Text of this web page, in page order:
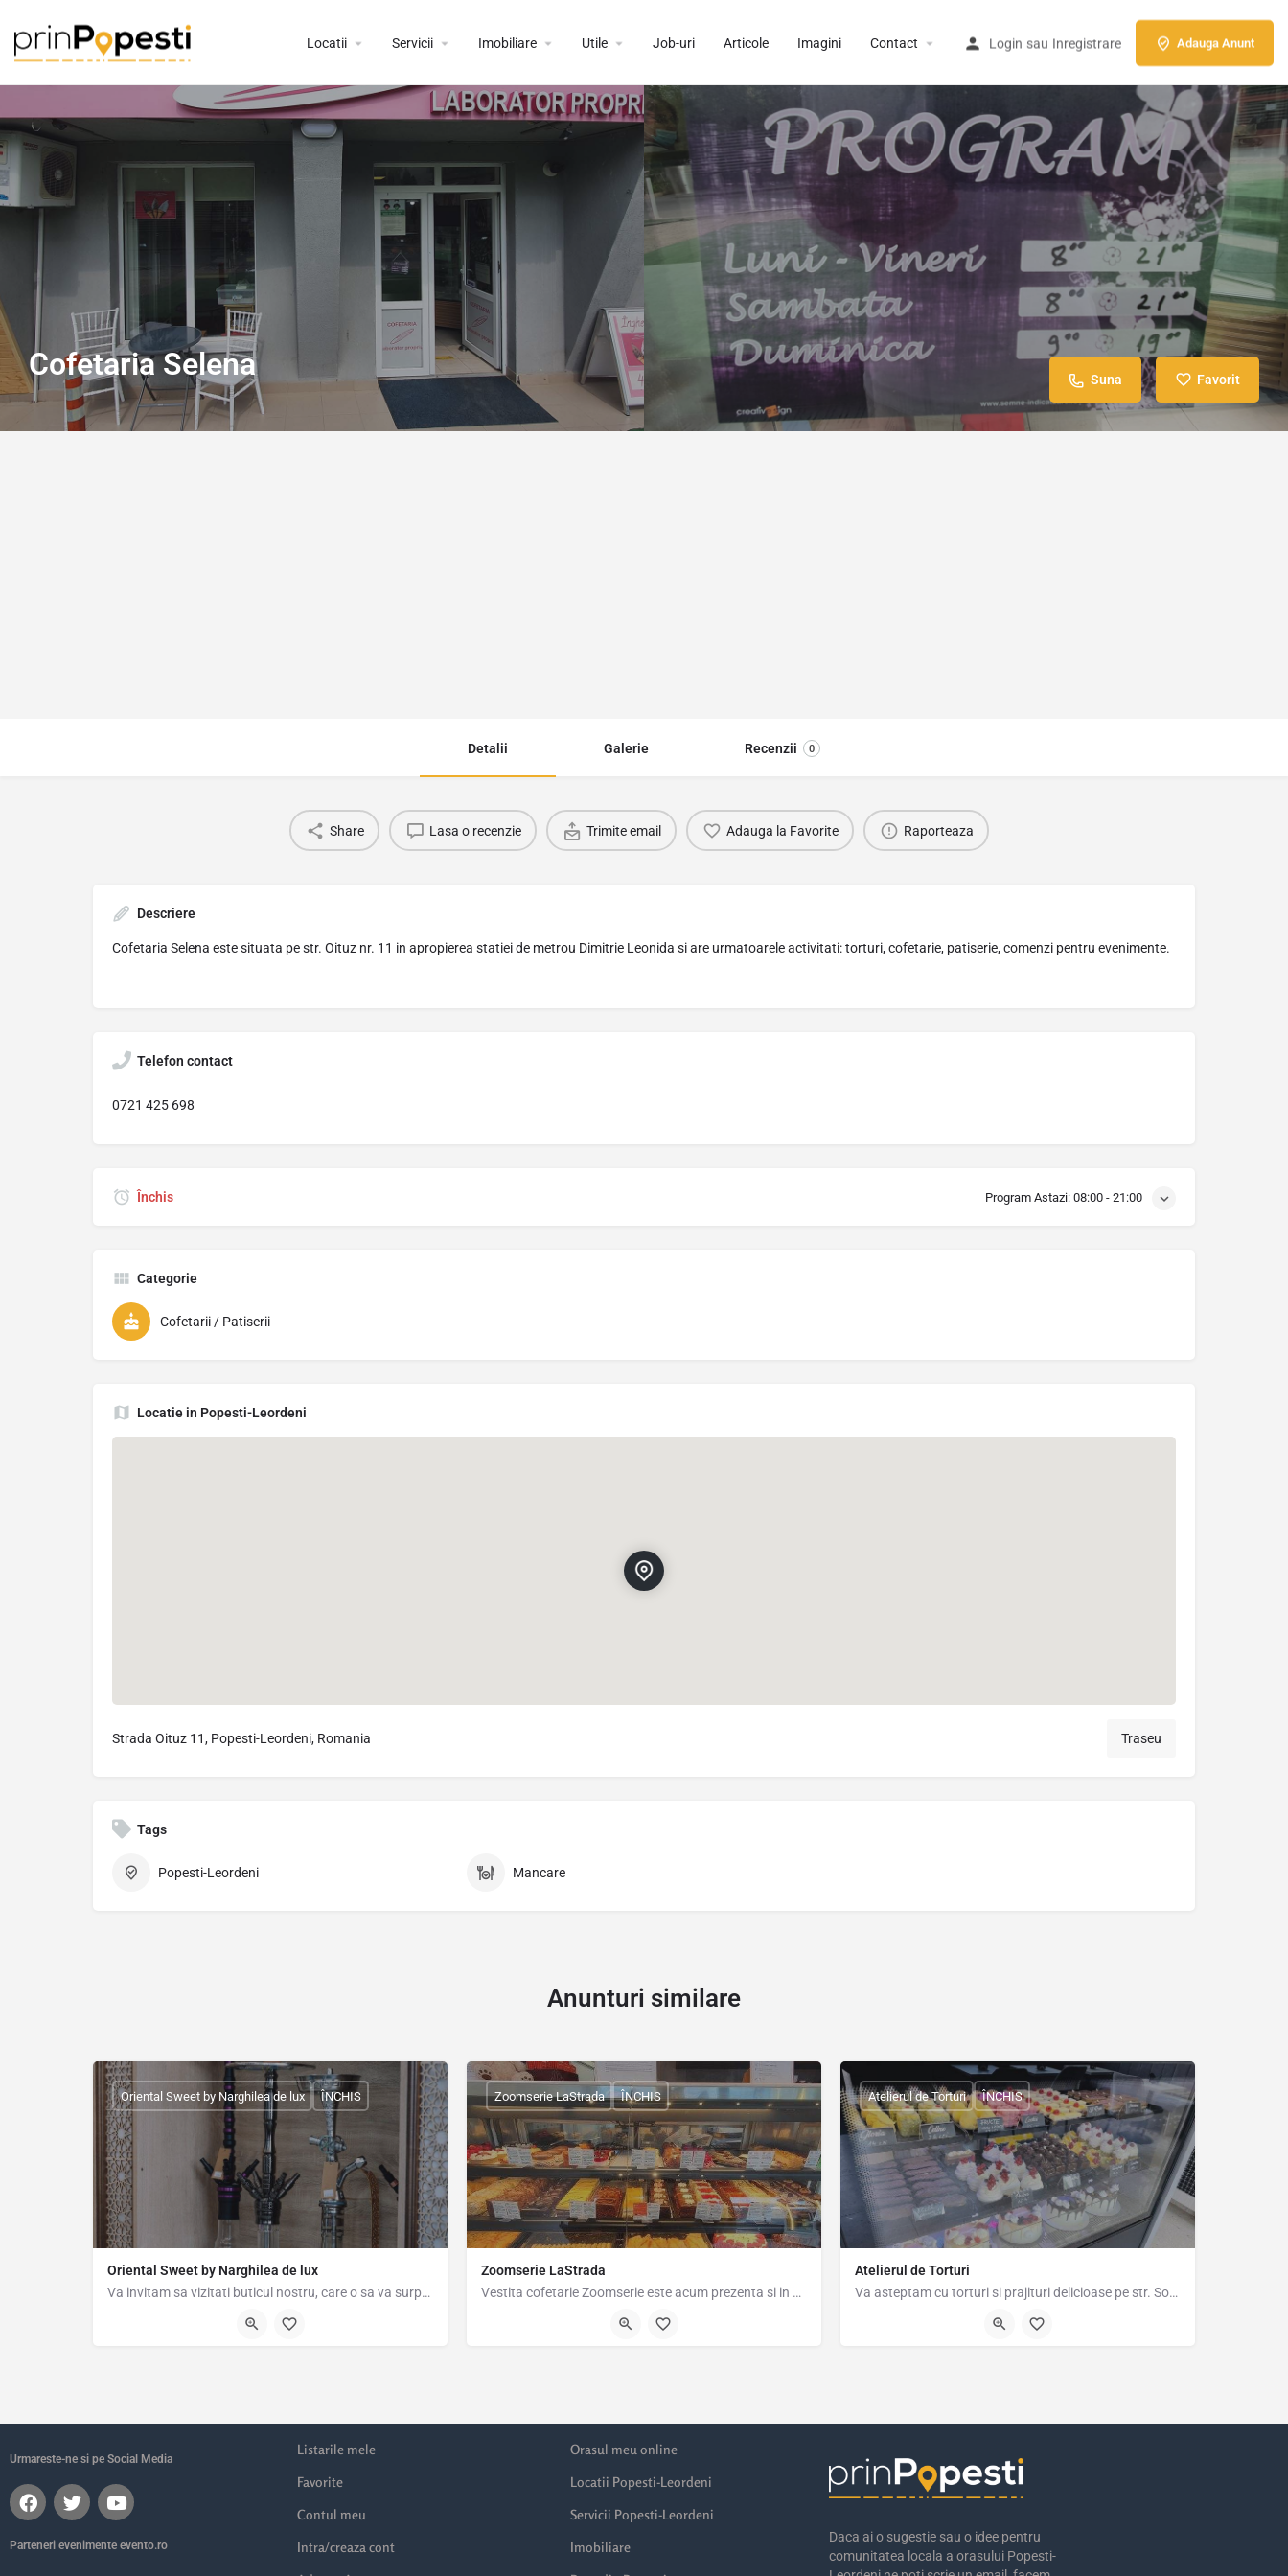
Locatii Servicii Imobiliare Utile Job-uri Articole Imagini Contact Login sau Inregistrare Adauga Anunt
Cofetaria Selena Suna Favorit
Detalii Galerie Recenzii 0
Share Lasa o recenzie Trimite email Adauga la Favorite Raporteaza
Descriere
Cofetaria Selena este situata pe str. Oituz nr. 11 in apropierea statiei de metrou Dimitrie Leonida si are urmatoarele activitati: torturi, cofetarie, patiserie, comenzi pentru evenimente.
Telefon contact
0721 425 698
Închis Program Astazi: 08:00 - 21:00
Categorie
Cofetarii / Patiserii
Locatie in Popesti-Leordeni
Strada Oituz 11, Popesti-Leordeni, Romania Traseu
Tags
Popesti-Leordeni Mancare
Anunturi similare
Oriental Sweet by Narghilea de lux
Va invitam sa vizitati buticul nostru, care o sa va surprinda cu o gama variata de produse orientale, de la…
Strada Amurgului 31, Popești-Leordeni, România, 44.37169, 26.14934
Oriental Sweet by Narghilea de lux ÎNCHIS
Zoomserie LaStrada
Vestita cofetarie Zoomserie este acum prezenta si in Popesti-Leordeni, in complexul comercial LaStrada…
Strada Amurgului 34, Popesti-Leordeni, Romania, 44.37295, 26.14871
Zoomserie LaStrada ÎNCHIS
Atelierul de Torturi
Va asteptam cu torturi si prajituri delicioase pe str. Sos. Oltenitei nr 24 In Popesti Leordeni Avem si…
Şoseaua Olteniţei 24, Popesti-Leordeni, Romania, 44.36741, 26.18665
Atelierul de Torturi ÎNCHIS
Urmareste-ne si pe Social Media
Parteneri evenimente evento.ro
Listarile mele
Favorite
Contul meu
Intra/creaza cont
Orasul meu online
Locatii Popesti-Leordeni
Servicii Popesti-Leordeni
Imobiliare
Daca ai o sugestie sau o idee pentru
comunitatea locala a orasului Popesti-